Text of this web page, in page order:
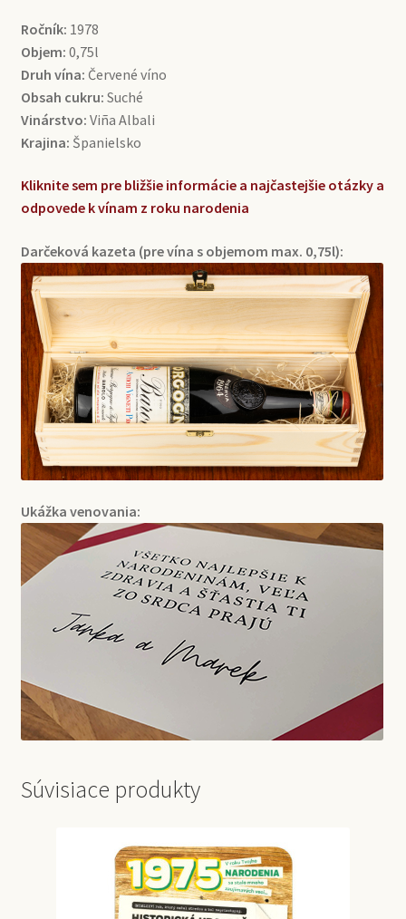
Ročník: 1978
Objem: 0,75l
Druh vína: Červené víno
Obsah cukru: Suché
Vinárstvo: Viña Albali
Krajina: Španielsko
Kliknite sem pre bližšie informácie a najčastejšie otázky a
odpovede k vínam z roku narodenia
Darčeková kazeta (pre vína s objemom max. 0,75l):
Ukážka venovania:
Súvisiace produkty